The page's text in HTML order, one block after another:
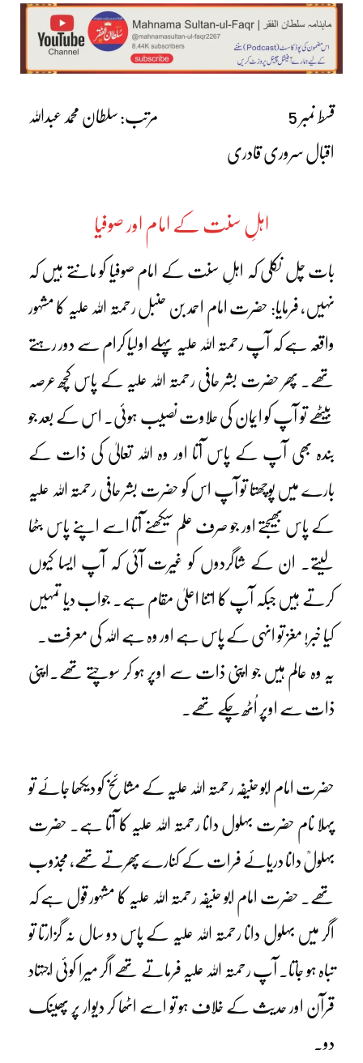
قسط نمبر 5 مرتب: سلطان محمد عبداللہ
اقبال سروری قادری
اہلِ سنت کے امام اور صوفیا
بات چل نکلی کہ اہلِ سنت کے امام صوفیا کو مانتے ہیں کہ
نہیں، فرمایا: حضرت امام احمد بن حنبل رحمتہ اللہ علیہ کا مشہور
واقعہ ہے کہ آپ رحمتہ اللہ علیہ پہلے اولیا کرام سے دور رہتے
تھے۔ پھر حضرت بشر حافی رحمتہ اللہ علیہ کے پاس کچھ عرصہ
بیٹھے تو آپ کو ایمان کی حلاوت نصیب ہوئی۔ اس کے بعد جو
بندہ بھی آپ کے پاس آتا اور وہ اللہ تعالیٰ کی ذات کے
بارے میں پوچھتا تو آپ اس کو حضرت بشر حافی رحمتہ اللہ علیہ
کے پاس بھیجتے اور جو صرف علم سیکھنے آتا اسے اپنے پاس بٹھا
لیتے۔ ان کے شاگردوں کو غیرت آئی کہ آپ ایسا کیوں
کرتے ہیں جبکہ آپ کا اتنا اعلیٰ مقام ہے۔ جواب دیا تمہیں
کیا خبر! مغز تو انہی کے پاس ہے اور وہ ہے اللہ کی معرفت۔
یہ وہ عالم ہیں جو اپنی ذات سے اوپر ہو کر سوچتے تھے۔اپنی
ذات سے اوپر اُٹھ چکے تھے۔
حضرت امام ابو حنیفہ رحمتہ اللہ علیہ کے مشائخ کو دیکھا جائے تو
پہلا نام حضرت بہلول دانا رحمتہ اللہ علیہ کا آتا ہے۔ حضرت
بہلولؒ دانا دریائے فرات کے کنارے پھرتے تھے، مجذوب
تھے۔ حضرت امام ابو حنیفہ رحمتہ اللہ علیہ کا مشہور قول ہے کہ
اگر میں بہلول دانا رحمتہ اللہ علیہ کے پاس دو سال نہ گزارتا تو
تباہ ہو جاتا۔ آپ رحمتہ اللہ علیہ فرماتے تھے اگر میرا کوئی اجتہاد
قرآن اور حدیث کے خلاف ہو تو اسے اٹھا کر دیوار پر پھینک
دو۔